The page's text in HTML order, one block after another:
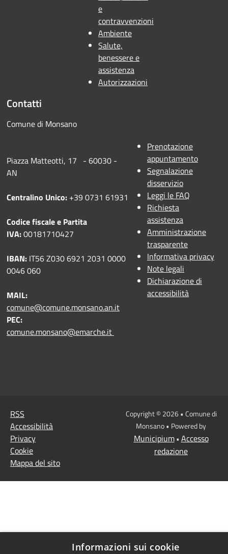
e
contravvenzioni
Ambiente
Salute,
benessere e
assistenza
Autorizzazioni
Contatti
Comune di Monsano
Piazza Matteotti, 17 - 60030 -
AN
Centralino Unico: +39 0731 61931
Codice fiscale e Partita
IVA:00181710427
IBAN: IT56 Z030 6921 2031 0000
0046 060
MAIL:
comune@comune.monsano.an.it
PEC:
comune.monsano@emarche.it
Prenotazione
appuntamento
Segnalazione
disservizio
Leggi le FAQ
Richiesta
assistenza
Amministrazione
trasparente
Informativa privacy
Note legali
Dichiarazione di
accessibilità
RSS
Accessibilità
Privacy
Cookie
Mappa del sito
Copyright © 2026 • Comune di
Monsano • Powered by
Municipium• Accesso
redazione
Informazioni sui cookie